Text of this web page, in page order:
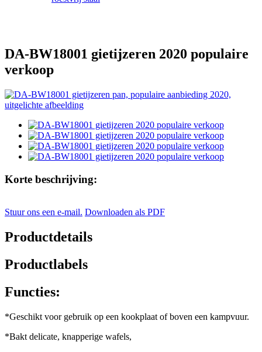
DA-BW18001 gietijzeren 2020 populaire
verkoop
Korte beschrijving:
Stuur ons een e-mail. Downloaden als PDF
Productdetails
Productlabels
Functies:
*Geschikt voor gebruik op een kookplaat of boven een kampvuur.
*Bakt delicate, knapperige wafels,